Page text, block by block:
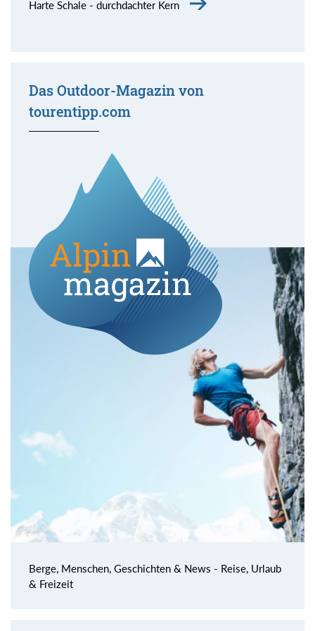
Harte Schale - durchdachter Kern
Das Outdoor-Magazin von
tourentipp.com
Berge, Menschen, Geschichten & News - Reise, Urlaub
& Freizeit